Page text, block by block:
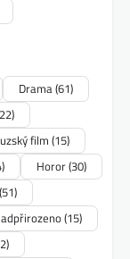
Drama(61)
film(15)
Horor(30)
(51)
(15)